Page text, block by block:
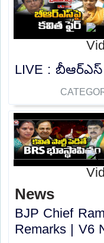
LIVE : బీఆర్ఎస్
News
BJP Chief
Remarks | V6